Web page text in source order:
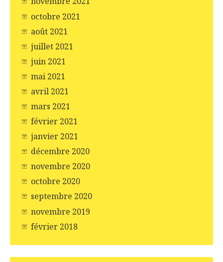
octobre 2021
août 2021
juillet 2021
juin 2021
mai 2021
avril 2021
mars 2021
février 2021
janvier 2021
décembre 2020
novembre 2020
octobre 2020
septembre 2020
novembre 2019
février 2018